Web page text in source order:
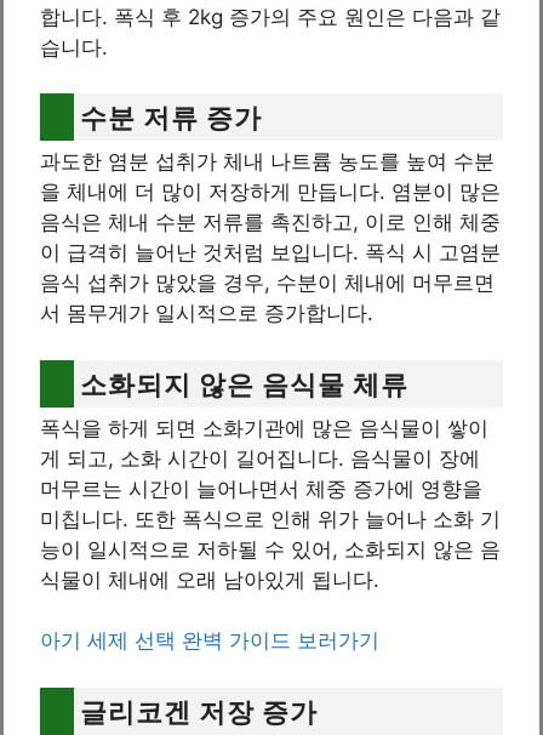
합니다. 폭식 후 2kg 증가의 주요 원인은 다음과 같
습니다.
수분 저류 증가
과도한 염분 섭취가 체내 나트륨 농도를 높여 수분
을 체내에 더 많이 저장하게 만듭니다. 염분이 많은
음식은 체내 수분 저류를 촉진하고, 이로 인해 체중
이 급격히 늘어난 것처럼 보입니다. 폭식 시 고염분
음식 섭취가 많았을 경우, 수분이 체내에 머무르면
서 몸무게가 일시적으로 증가합니다.
소화되지 않은 음식물 체류
폭식을 하게 되면 소화기관에 많은 음식물이 쌓이
게 되고, 소화 시간이 길어집니다. 음식물이 장에
머무르는 시간이 늘어나면서 체중 증가에 영향을
미칩니다. 또한 폭식으로 인해 위가 늘어나 소화 기
능이 일시적으로 저하될 수 있어, 소화되지 않은 음
식물이 체내에 오래 남아있게 됩니다.
아기 세제 선택 완벽 가이드 보러가기
글리코겐 저장 증가